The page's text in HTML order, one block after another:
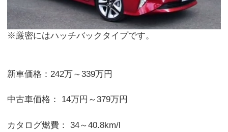
※厳密にはハッチバックタイプです。
新車価格：242万～339万円
中古車価格： 14万円～379万円
カタログ燃費： 34～40.8km/l